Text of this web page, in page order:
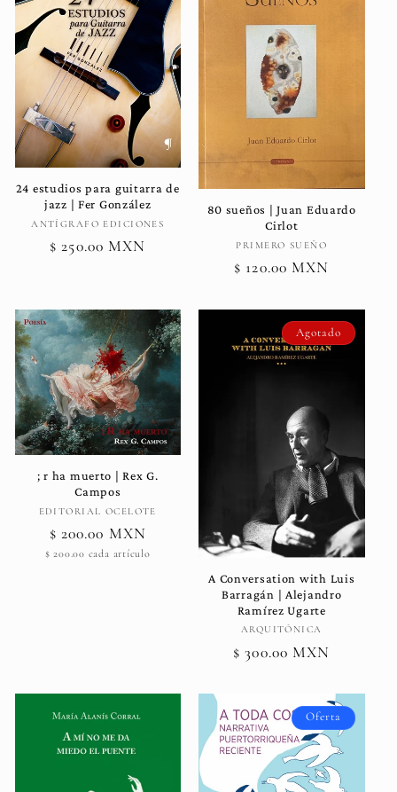
c
i
ó
n
:
24 estudios para guitarra de
jazz | Fer González
Proveedor:
ANTÍGRAFO EDICIONES
Precio
$ 250.00 MXN
80 sueños | Juan Eduardo
Cirlot
Proveedor:
PRIMERO SUEÑO
Precio
$ 120.00 MXN
; r ha muerto | Rex G.
Campos
Proveedor:
EDITORIAL OCELOTE
Precio
habitual
$ 200.00 MXN
Precio
$ 200.00 cada artículo
Agotado
A Conversation with Luis
Barragán | Alejandro
Ramírez Ugarte
Proveedor:
ARQUITÓNICA
Precio
$ 300.00 MXN
Oferta